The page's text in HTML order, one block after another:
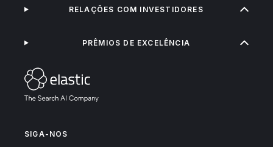
SIGA-NOS
RELAÇÕES COM INVESTIDORES
PRÊMIOS DE EXCELÊNCIA